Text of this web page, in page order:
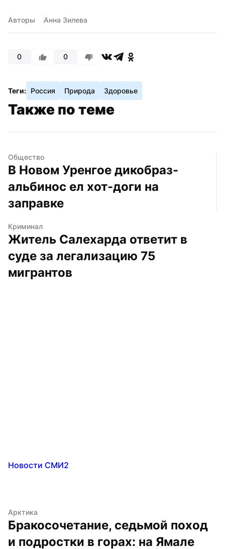
Авторы Анна Зилева
0 0
Теги: Россия Природа Здоровье
Также по теме
Общество
В Новом Уренгое дикобраз-
альбинос ел хот-доги на
заправке
Криминал
Житель Салехарда ответит в
суде за легализацию 75
мигрантов
Новости СМИ2
Арктика
Бракосочетание, седьмой поход
и подростки в горах: на Ямале